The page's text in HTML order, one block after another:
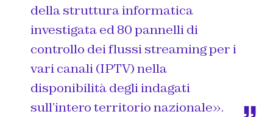
della struttura informatica
investigata ed 80 pannelli di
controllo dei flussi streaming per i
vari canali (IPTV) nella
disponibilità degli indagati
sull’intero territorio nazionale».